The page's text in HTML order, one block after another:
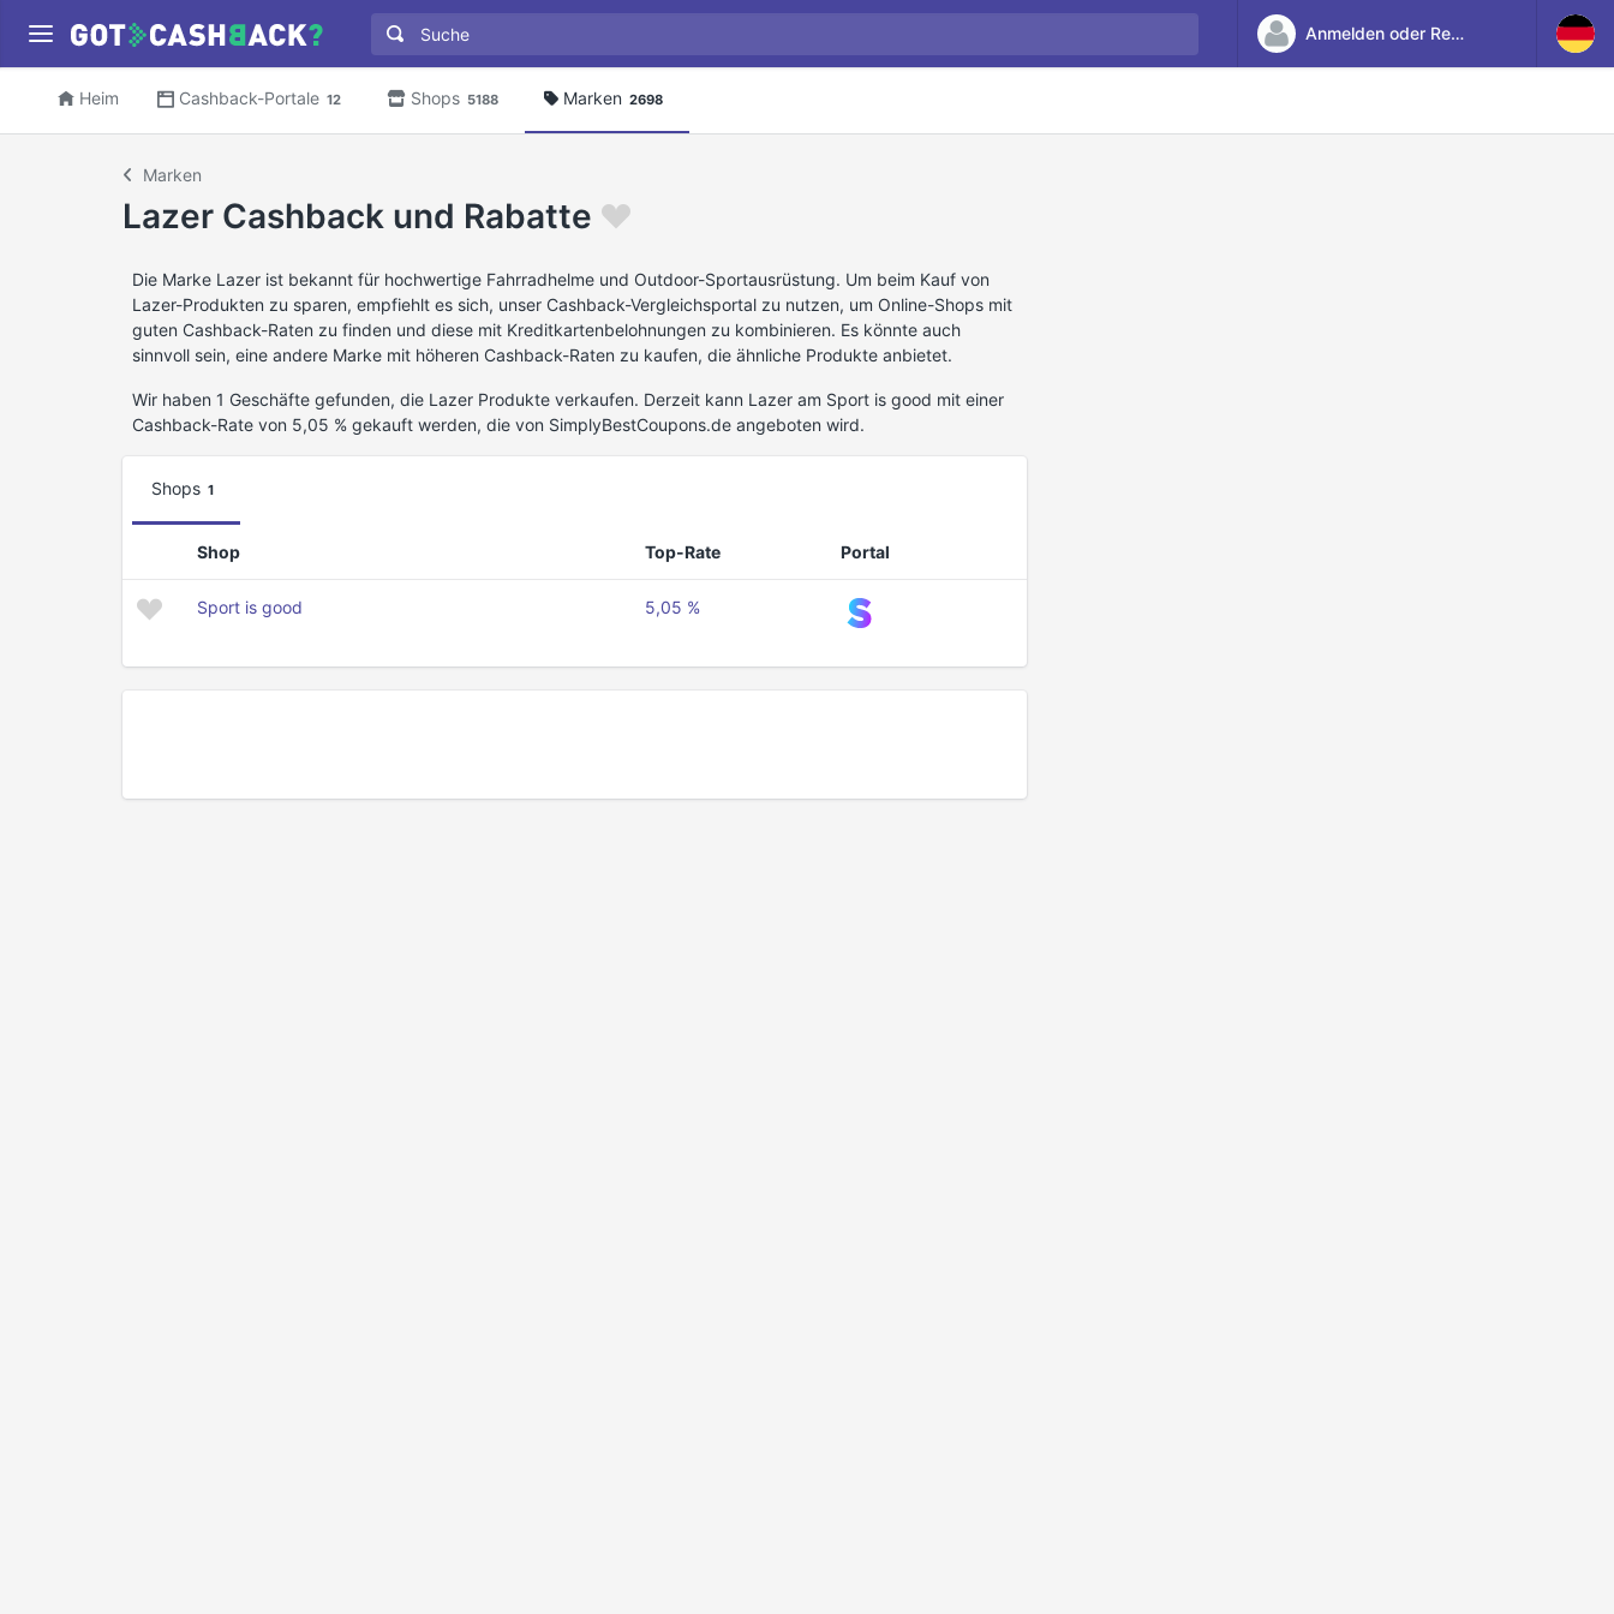
Anmelden oder Registrieren
Heim Cashback-Portale 12 Shops 5188 Marken 2698
Marken
Lazer Cashback und Rabatte
Die Marke Lazer ist bekannt für hochwertige Fahrradhelme und Outdoor-Sportausrüstung. Um beim Kauf von
Lazer-Produkten zu sparen, empfiehlt es sich, unser Cashback-Vergleichsportal zu nutzen, um Online-Shops mit
guten Cashback-Raten zu finden und diese mit Kreditkartenbelohnungen zu kombinieren. Es könnte auch
sinnvoll sein, eine andere Marke mit höheren Cashback-Raten zu kaufen, die ähnliche Produkte anbietet.
Wir haben 1 Geschäfte gefunden, die Lazer Produkte verkaufen. Derzeit kann Lazer am Sport is good mit einer
Cashback-Rate von 5,05 % gekauft werden, die von SimplyBestCoupons.de angeboten wird.
Shops 1
Shop Top-Rate Portal
Sport is good 5,05 %